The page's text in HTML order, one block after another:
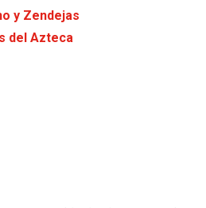
y Zendejas
del Azteca